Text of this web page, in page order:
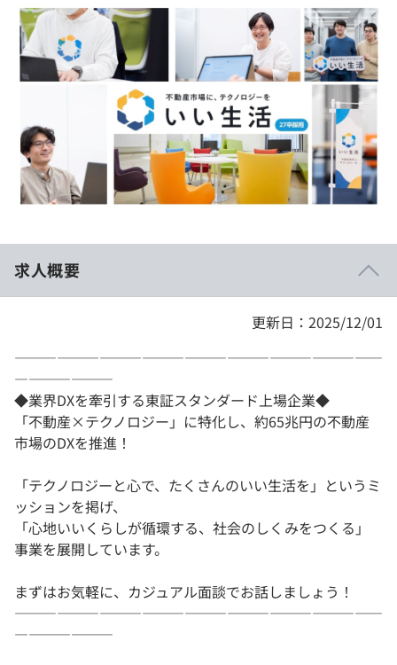
イベント・セミナー
インタビュー
リファレンス
個人向けプラン
法人向けプラン
契約内容・クーポン
再チャレンジ結果一覧
paiza times
求人概要
更新日：2025/12/01
――――――――――――――――――――――――――
―――――――
◆業界DXを牽引する東証スタンダード上場企業◆
「不動産×テクノロジー」に特化し、約65兆円の不動産
市場のDXを推進！
「テクノロジーと心で、たくさんのいい生活を」というミ
ッションを掲げ、
「心地いいくらしが循環する、社会のしくみをつくる」
事業を展開しています。
まずはお気軽に、カジュアル面談でお話しましょう！
――――――――――――――――――――――――――
―――――――